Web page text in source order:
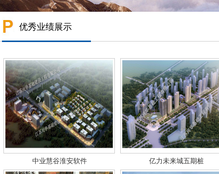
优秀业绩展示
中业慧谷淮安软件 亿力未来城五期桩